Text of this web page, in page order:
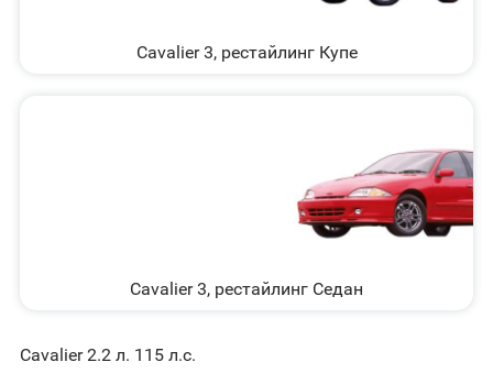
Cavalier 3, рестайлинг Купе
Cavalier 3, рестайлинг Седан
Cavalier 2.2 л. 115 л.с.